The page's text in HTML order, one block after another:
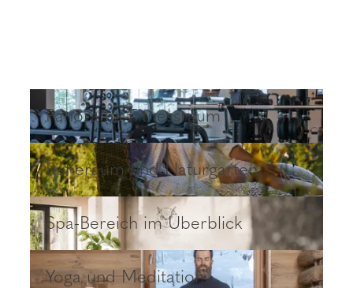
Panorama Fitnessraum
Panorama Fitnessraum
Ruheraum und Naturgarten
Ruheraum und Naturgarten
Spa-Bereich im Überblick
Spa-Bereich im Überblick
Yoga und Meditation
Yoga und Meditation